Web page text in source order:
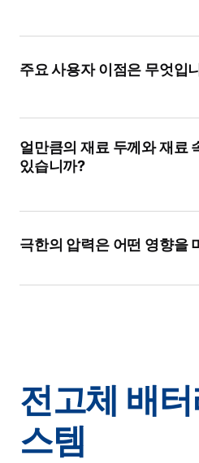
주요 사용자 이점은 무엇입
얼만큼의 재료 두께와 재료
있습니까?
극한의 압력은 어떤 영향을
전고체 배
스템